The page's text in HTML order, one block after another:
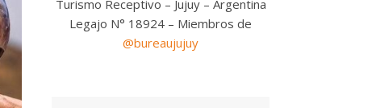
Turismo Receptivo – Jujuy – Argentina
Legajo N° 18924 – Miembros de
@bureaujujuy